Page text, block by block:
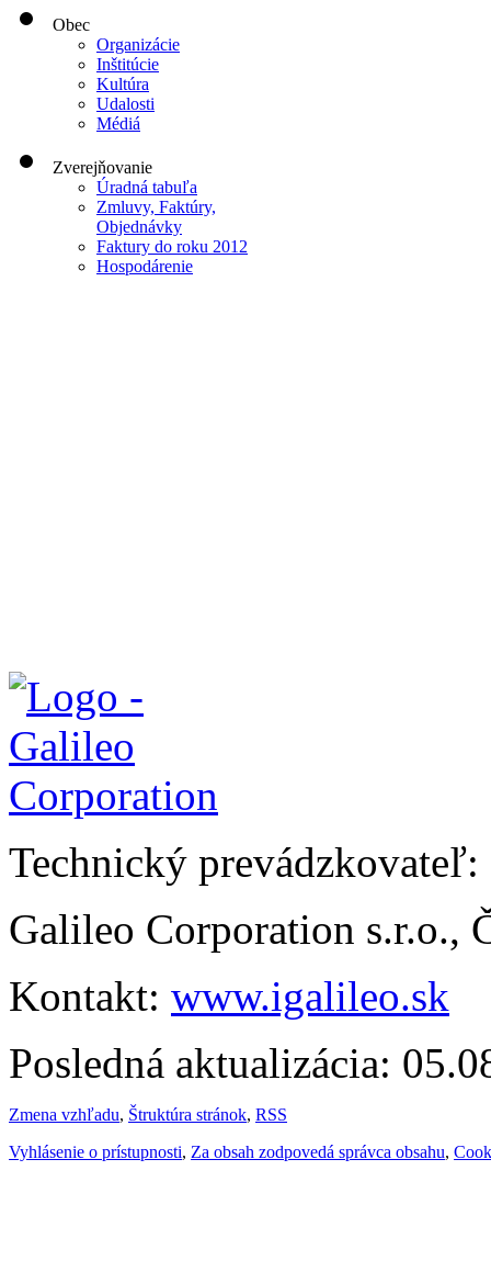
Obec
Organizácie
Inštitúcie
Kultúra
Udalosti
Médiá
Zverejňovanie
Úradná tabuľa
Zmluvy, Faktúry,
Objednávky
Faktury do roku 2012
Hospodárenie
Technický prevádzkovateľ:
Galileo Corporation s.r.o.,
Kontakt: www.igalileo.sk
Posledná aktualizácia:
Zmena vzhľadu, Štruktúra stránok, RSS
Vyhlásenie o prístupnosti, Za obsah zodpovedá správca obsahu,